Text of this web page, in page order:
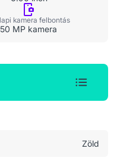
kamera felbontás
50 MP kamera
Zöld